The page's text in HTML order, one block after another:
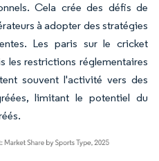
Cela crée des défis de
à adopter des stratégies
Les paris sur le cricket
les restrictions réglementaires
souvent l'activité vers des
limitant le potentiel du